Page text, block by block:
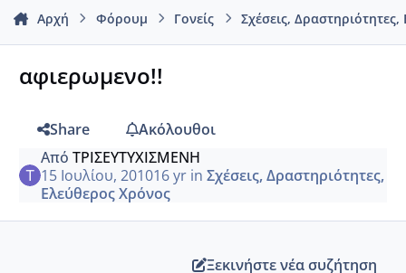
Αρχή Φόρουμ Γονείς Σχέσεις,
αφιερωμενο!!
Share
Ακόλουθοι
Από ΤΡΙΣΕΥΤΥΧΙΣΜΕΝΗ
15 Ιουλίου, 201016 yrin Σχέσεις, Δραστηριότητες,
Ελεύθερος Χρόνος
Ξεκινήστε νέα συζήτηση